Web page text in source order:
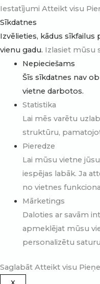
Iestatījumi Atteikt visu
Sīkdatnes
Izvēlieties, kādus sīkfailus
vienu gadu. Izlasiet mūsu
Nepieciešams
Šīs sīkdatnes nav
vietne darbotos.
Statistika
Lai mēs varētu
struktūru,
Pieredze
Lai mūsu vietne
iespējas labāk. Ja
no vietnes
Mārketings
Daloties ar savām
apmeklējat mūsu
personalizētu
Saglabāt Atteikt visu